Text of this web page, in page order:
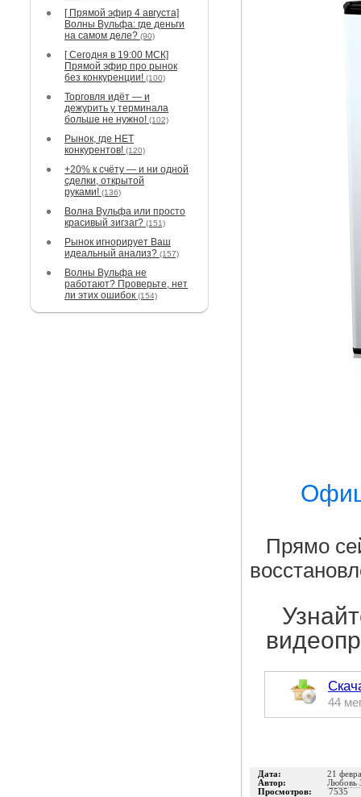
[ Прямой эфир 4 августа]
Волны Вульфа: где деньги
на самом деле? (90)
[ Сегодня в 19:00 МСК]
Прямой эфир про рынок
без конкуренции! (100)
Торговля идёт — и
дежурить у терминала
больше не нужно! (102)
Рынок, где НЕТ
конкурентов! (120)
+20% к счёту — и ни одной
сделки, открытой
руками! (136)
Волна Вульфа или просто
красивый зигзаг? (151)
Рынок игнорирует Ваш
идеальный анализ? (157)
Волны Вульфа не
работают? Проверьте, нет
ли этих ошибок (154)
Прямо
44
Дата: 21
Автор: Любовь
Просмотров: 7535